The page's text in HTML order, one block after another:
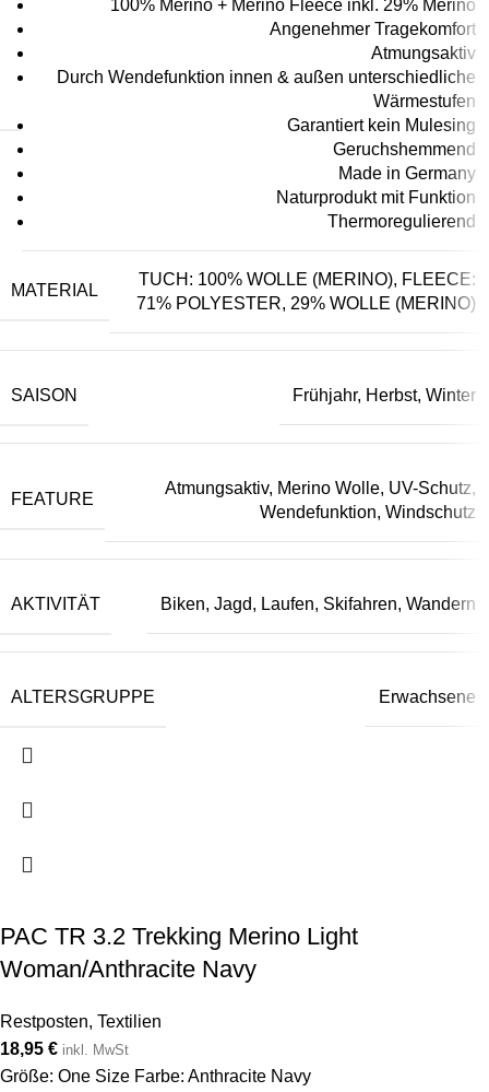
100% Merino + Merino Fleece inkl. 29% Merino
Angenehmer Tragekomfort
Atmungsaktiv
Durch Wendefunktion innen & außen unterschiedliche
Wärmestufen
Garantiert kein Mulesing
Geruchshemmend
Made in Germany
Naturprodukt mit Funktion
Thermoregulierend
MATERIAL
TUCH: 100% WOLLE (MERINO), FLEECE:
71% POLYESTER, 29% WOLLE (MERINO)
SAISON Frühjahr, Herbst, Winter
FEATURE
Atmungsaktiv, Merino Wolle, UV-Schutz,
Wendefunktion, Windschutz
AKTIVITÄT Biken, Jagd, Laufen, Skifahren, Wandern
ALTERSGRUPPE Erwachsene
PAC TR 3.2 Trekking Merino Light
Woman/Anthracite Navy
Restposten, Textilien
18,95 € inkl. MwSt
Größe: One Size Farbe: Anthracite Navy